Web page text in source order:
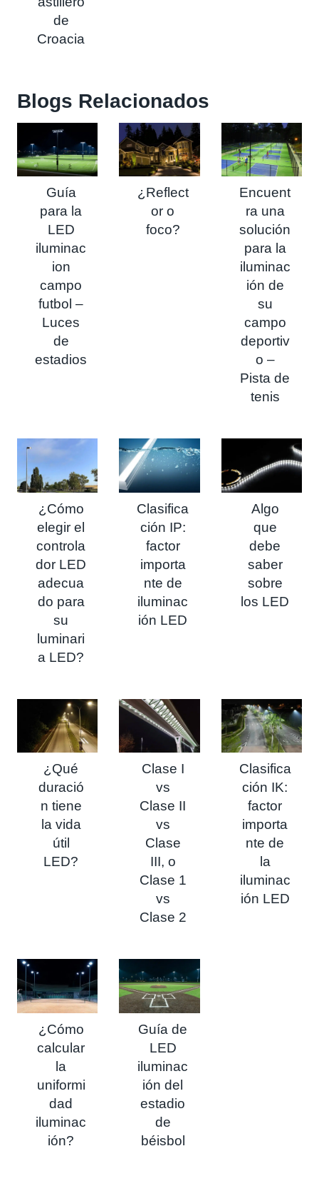
de
Croacia
Blogs Relacionados
Guía
para la
LED
iluminac
ion
campo
futbol –
Luces
de
estadios
¿Reflect
or o
foco?
Encuent
ra una
solución
para la
iluminac
ión de
su
campo
deportiv
o –
Pista de
tenis
¿Cómo
elegir el
controla
dor LED
adecua
do para
su
luminari
a LED?
Clasifica
ción IP:
factor
importa
nte de
iluminac
ión LED
Algo
que
debe
saber
sobre
los LED
¿Qué
duració
n tiene
la vida
útil
LED?
Clase I
vs
Clase II
vs
Clase
III, o
Clase 1
vs
Clase 2
Clasifica
ción IK:
factor
importa
nte de
la
iluminac
ión LED
¿Cómo
calcular
la
uniformi
dad
iluminac
ión?
Guía de
LED
iluminac
ión del
estadio
de
béisbol